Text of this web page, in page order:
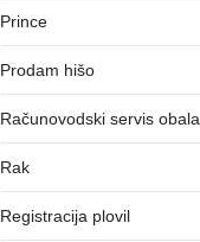
Prince
Prodam hišo
Računovodski servis obala
Rak
Registracija plovil